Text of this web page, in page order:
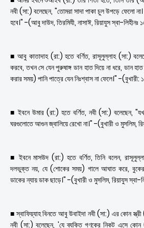
নবী (সা:) বলেছেন, "তোমরা সাদা পাকা চুল উপড়ে ফেলো
হবে।" -(আবু দাউদ, তিরমিযী, নাসাঈ, রিয়াযুস স্বা-লিহীনঃ
■ আবু কাতাদাহ (রা:) হতে বর্ণিত, রাসূলুল্লাহ (সা:)
করবে, তখন সে যেন পুরুষাঙ্গ ডান হাত দিয়ে না ধরে, ডান
করার সময়) পানি পাত্রে যেন নিঃশ্বাস না ফেলে।" -
■ ইবনে উমার (রা:) হতে বর্ণিত, নবী (সা:) বলেছেন,
ঘরগুলোতে আগুন জ্বালিয়ে রেখো না।" -(বুখারী ও মুসলিম,
■ ইবনে মাসউদ (রা:) হতে বর্ণিত, তিনি বলেন,
দলভুক্ত নয়, যে (শোকের সময়) গালে আঘাত করে, বুকের
ডাকের ন্যায় ডাক ছাড়ে।" -(বুখারী ও মুসলিম, রিয়াযুস স্বা-
■ স্বাফিয়্যাহ বিনতে আবু উবাইদা নবী (সা:) এর কোন স্ত্রী
নবী (সা:) বলেছেন, 'যে ব্যক্তি গণকের নিকট এসে কোন